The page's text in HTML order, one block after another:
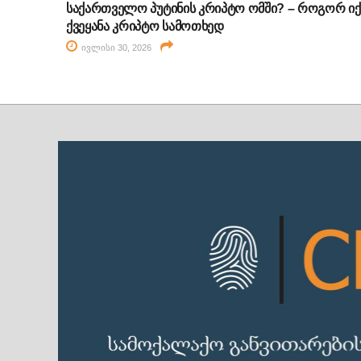
საქართველო პუტინის კრიპტო ომში? – როგორ
ქვეყანა კრიპტო სამოთხედ
ივლისი 30, 2026